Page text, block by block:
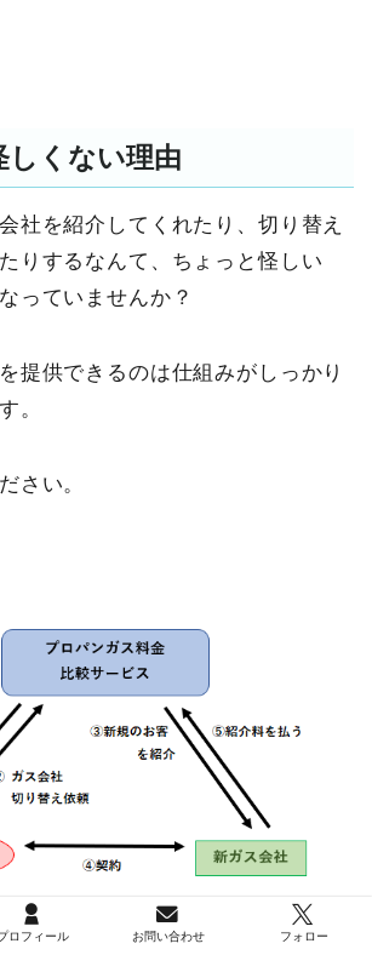
しくない理由
社を紹介してくれたり、切り替え
りするなんて、ちょっと怪しい
っていませんか？
提供できるのは仕組みがしっかり
。
さい。
と
ロフィール お問い合わせ フォロー